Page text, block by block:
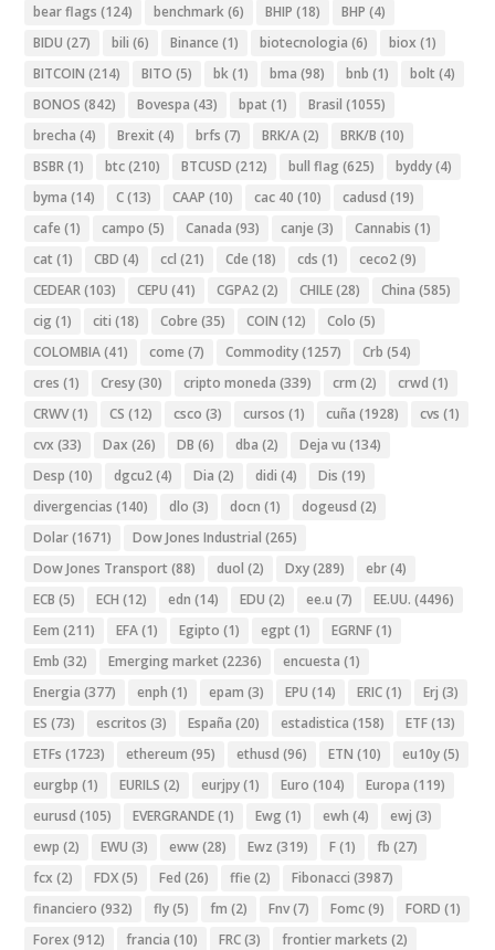
bear flags (124) benchmark(6) BHIP (18) BHP (4)
BIDU (27) bili (6) Binance (1) biotecnologia (6) biox (1)
BITCOIN (214) BITO (5) bk(1) bma (98) bnb (1) bolt (4)
BONOS (842) Bovespa (43) bpat (1) Brasil (1055)
brecha (4) Brexit (4) brfs (7) BRK/A(2) BRK/B (10)
BSBR(1) btc(210) BTCUSD (212) bull flag (625) byddy(4)
byma (14) C(13) CAAP (10) cac 40 (10) cadusd (19)
cafe (1) campo (5) Canada (93) canje (3) Cannabis (1)
cat (1) CBD (4) ccl (21) Cde (18) cds (1) ceco2(9)
CEDEAR(103) CEPU (41) CGPA2(2) CHILE(28) China (585)
cig (1) citi (18) Cobre (35) COIN (12) Colo (5)
COLOMBIA(41) come (7) Commodity(1257) Crb (54)
cres (1) Cresy(30) cripto moneda (339) crm (2) crwd (1)
CRWV(1) CS (12) csco (3) cursos (1) cuña (1928) cvs (1)
cvx (33) Dax (26) DB (6) dba (2) Deja vu (134)
Desp (10) dgcu2(4) Dia (2) didi (4) Dis (19)
divergencias (140) dlo (3) docn (1) dogeusd (2)
Dolar(1671) Dow Jones Industrial (265)
Dow Jones Transport (88) duol (2) Dxy(289) ebr(4)
ECB (5) ECH (12) edn (14) EDU (2) ee.u (7) EE.UU. (4496)
Eem (211) EFA(1) Egipto (1) egpt (1) EGRNF(1)
Emb (32) Emerging market (2236) encuesta (1)
Energia (377) enph (1) epam (3) EPU (14) ERIC(1) Erj (3)
ES (73) escritos (3) España (20) estadistica (158) ETF(13)
ETFs (1723) ethereum (95) ethusd (96) ETN (10) eu10y(5)
eurgbp (1) EURILS (2) eurjpy(1) Euro (104) Europa (119)
eurusd (105) EVERGRANDE(1) Ewg (1) ewh (4) ewj (3)
ewp (2) EWU (3) eww(28) Ewz (319) F(1) fb (27)
fcx (2) FDX(5) Fed (26) ffie (2) Fibonacci (3987)
financiero (932) fly(5) fm (2) Fnv(7) Fomc(9) FORD (1)
Forex (912) francia (10) FRC(3) frontier markets (2)